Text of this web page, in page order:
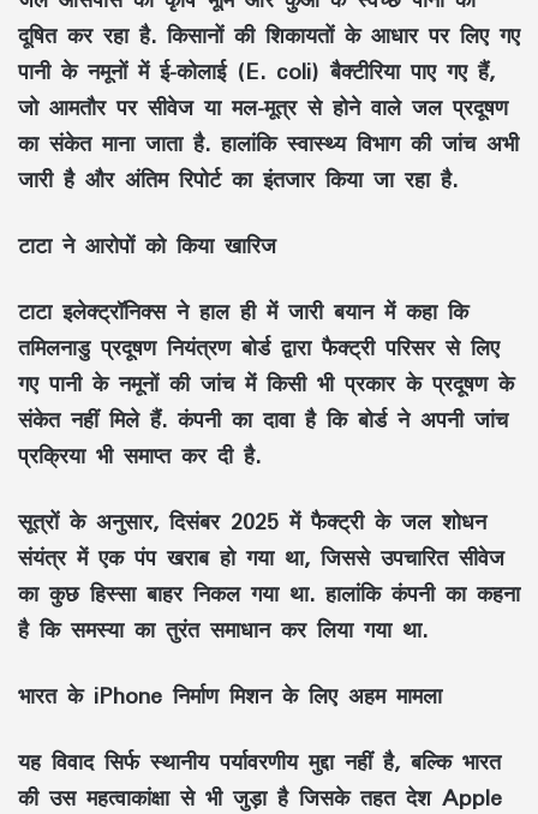
दूषित कर रहा है. किसानों की शिकायतों के आधार पर लिए गए
पानी के नमूनों में ई-कोलाई (E. coli) बैक्टीरिया पाए गए हैं,
जो आमतौर पर सीवेज या मल-मूत्र से होने वाले जल प्रदूषण
का संकेत माना जाता है. हालांकि स्वास्थ्य विभाग की जांच अभी
जारी है और अंतिम रिपोर्ट का इंतजार किया जा रहा है.
टाटा ने आरोपों को किया खारिज
टाटा इलेक्ट्रॉनिक्स ने हाल ही में जारी बयान में कहा कि
तमिलनाडु प्रदूषण नियंत्रण बोर्ड द्वारा फैक्ट्री परिसर से लिए
गए पानी के नमूनों की जांच में किसी भी प्रकार के प्रदूषण के
संकेत नहीं मिले हैं. कंपनी का दावा है कि बोर्ड ने अपनी जांच
प्रक्रिया भी समाप्त कर दी है.
सूत्रों के अनुसार, दिसंबर 2025 में फैक्ट्री के जल शोधन
संयंत्र में एक पंप खराब हो गया था, जिससे उपचारित सीवेज
का कुछ हिस्सा बाहर निकल गया था. हालांकि कंपनी का कहना
है कि समस्या का तुरंत समाधान कर लिया गया था.
भारत के iPhone निर्माण मिशन के लिए अहम मामला
यह विवाद सिर्फ स्थानीय पर्यावरणीय मुद्दा नहीं है, बल्कि भारत
की उस महत्वाकांक्षा से भी जुड़ा है जिसके तहत देश Apple